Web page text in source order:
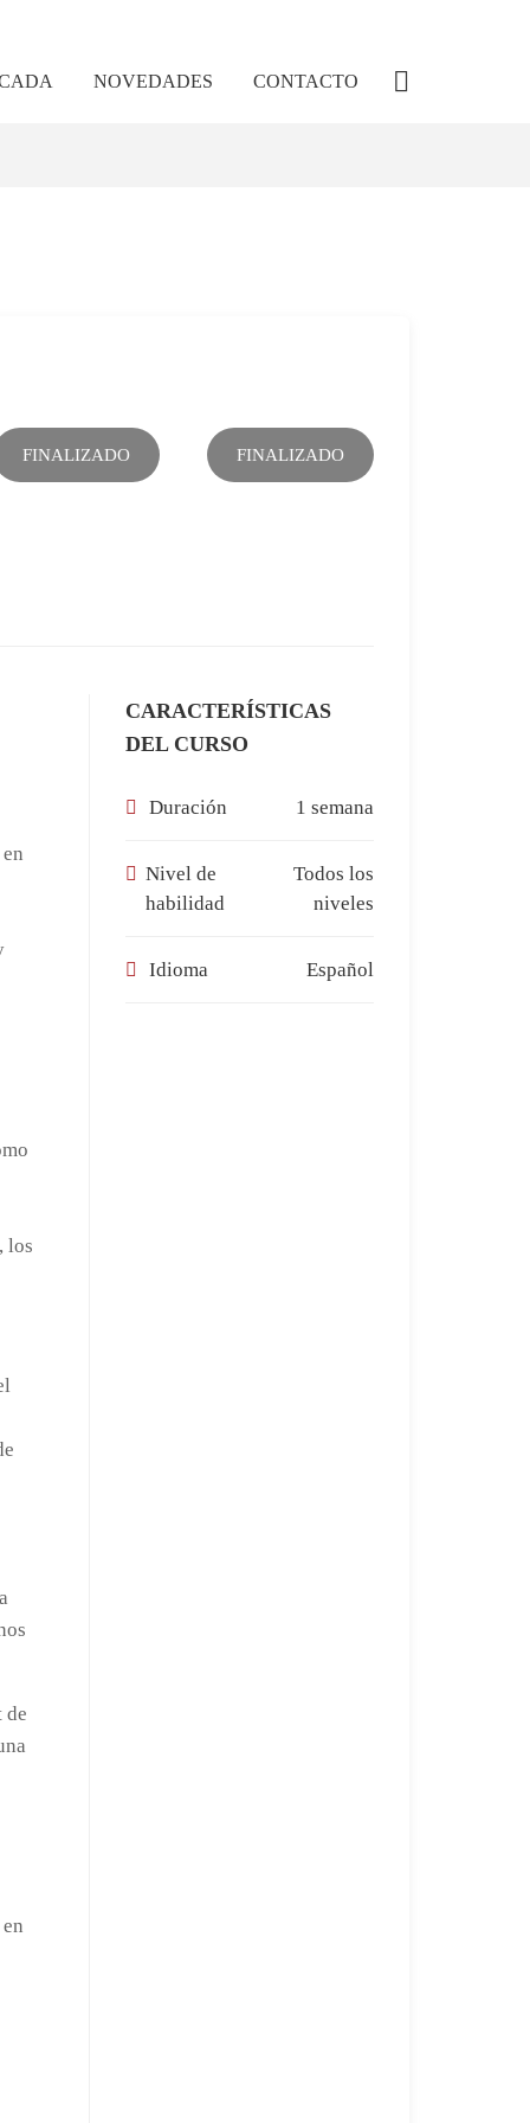
NOVEDADES CONTACTO
los
de
CARACTERÍSTICAS
DEL CURSO
Duración 1 semana
Nivel de
habilidad
Todos los
niveles
Idioma Español